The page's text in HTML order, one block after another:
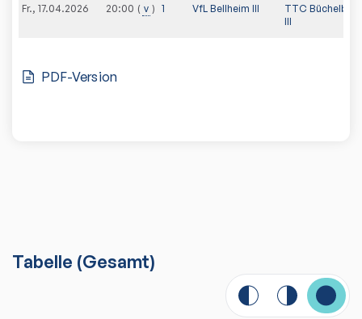
Fr., 17.04.2026 20:00 v 1 VfL Bellheim III
TTC Büchelberg
III
PDF-Version
Tabelle (Gesamt)